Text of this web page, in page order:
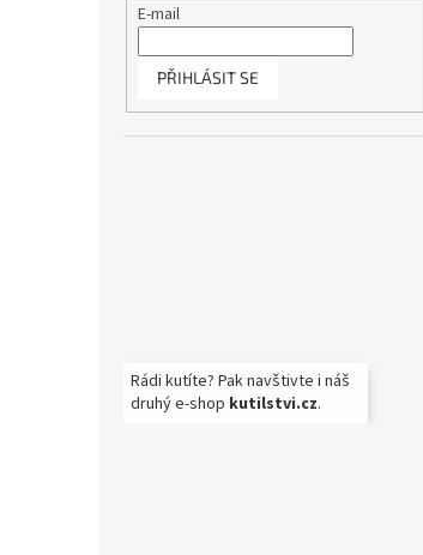
E-mail
PŘIHLÁSIT SE
Rádi kutíte? Pak navštivte i náš
druhý e-shop kutilstvi.cz.